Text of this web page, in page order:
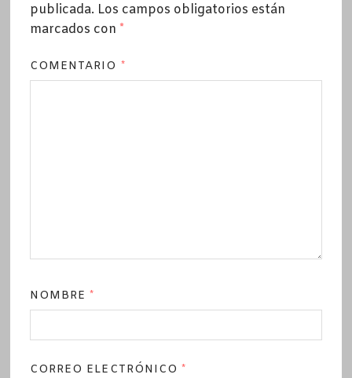
publicada. Los campos obligatorios están
marcados con *
COMENTARIO *
NOMBRE*
CORREO ELECTRÓNICO*